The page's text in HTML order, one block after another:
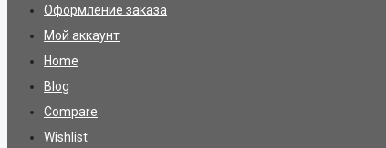
Оформление заказа
Мой аккаунт
Home
Blog
Compare
Wishlist